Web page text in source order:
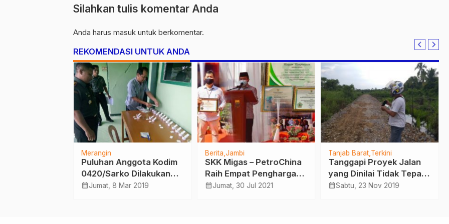
Silahkan tulis komentar Anda
Anda harus masuk untuk berkomentar.
REKOMENDASI UNTUK ANDA
Merangin
Puluhan Anggota Kodim
0420/Sarko Dilakukan
Tes Urine, Hasilnya…
calendar_monthJumat, 8 Mar 2019
Berita Jambi
SKK Migas – PetroChina
Raih Empat Penghargaan
dari Menteri
calendar_monthJumat, 30 Jul 2021
Tanjab Barat Terkini
Tanggapi Proyek Jalan
yang Dinilai Tidak Tepat
Sasaran, H. Uddin : Ini
calendar_monthSabtu, 23 Nov 2019